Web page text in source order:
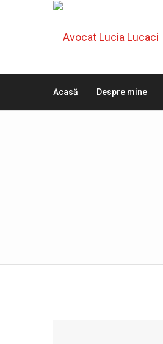
Acasă Despre mine